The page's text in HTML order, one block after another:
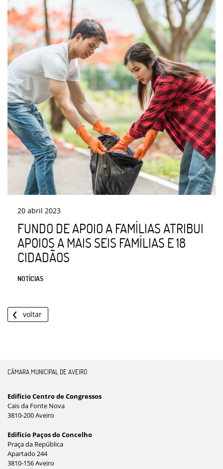
20 abril 2023
FUNDO DE APOIO A FAMÍLIAS ATRIBUI
APOIOS A MAIS SEIS FAMÍLIAS E 18
CIDADÃOS
NOTÍCIAS
voltar
CÂMARA MUNICIPAL DE AVEIRO
Edifício Centro de Congressos
Cais da Fonte Nova
3810-200 Aveiro
Edifício Paços do Concelho
Praça da República
Apartado 244
3810-156 Aveiro